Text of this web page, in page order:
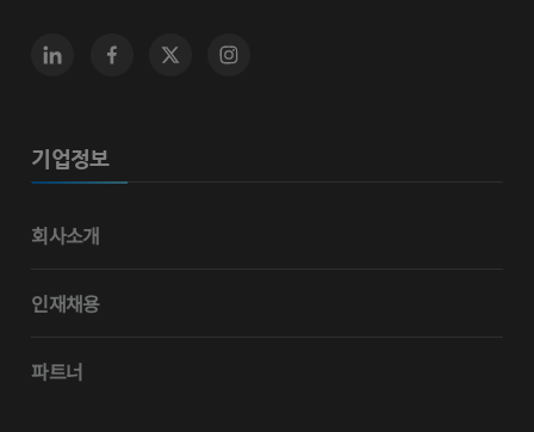
기업정보
회사소개
인재채용
파트너